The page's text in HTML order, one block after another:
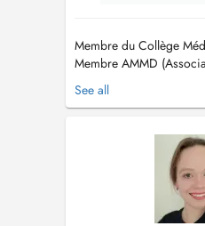
Membre du Collège
Membre AMMD
Médecins Dentistes) -
CMD (Cercle des
Médicos Dentistas) -
Médicine Dentaire /
Dentaria Maitre en
See all